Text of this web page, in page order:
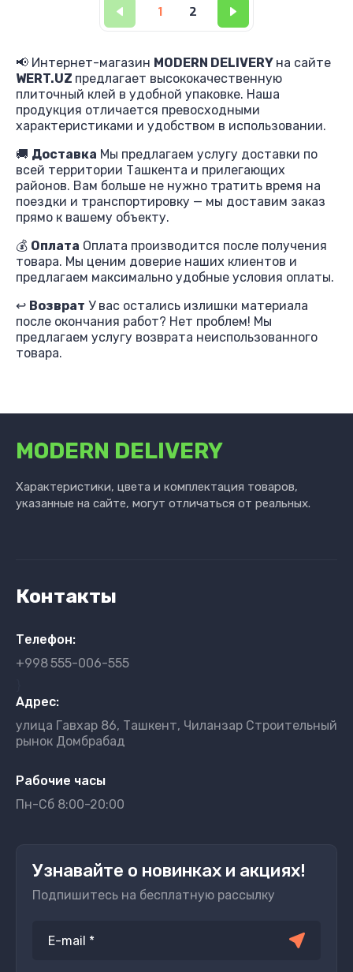
1 2
📢 Интернет-магазин MODERN DELIVERY на сайте
WERT.UZ предлагает высококачественную
плиточный клей в удобной упаковке. Наша
продукция отличается превосходными
характеристиками и удобством в использовании.
🚚 Доставка Мы предлагаем услугу доставки по
всей территории Ташкента и прилегающих
районов. Вам больше не нужно тратить время на
поездки и транспортировку — мы доставим заказ
прямо к вашему объекту.
💰 Оплата Оплата производится после получения
товара. Мы ценим доверие наших клиентов и
предлагаем максимально удобные условия оплаты.
↩️ Возврат У вас остались излишки материала
после окончания работ? Нет проблем! Мы
предлагаем услугу возврата неиспользованного
товара.
MODERN DELIVERY
Характеристики, цвета и комплектация товаров,
указанные на сайте, могут отличаться от реальных.
Контакты
Телефон:
+998555-006-555
Адрес:
улица Гавхар 86, Ташкент, Чиланзар Строительный
рынок Домбрабад
Рабочие часы
Пн-Сб 8:00-20:00
Узнавайте о новинках и акциях!
Подпишитесь на бесплатную рассылку